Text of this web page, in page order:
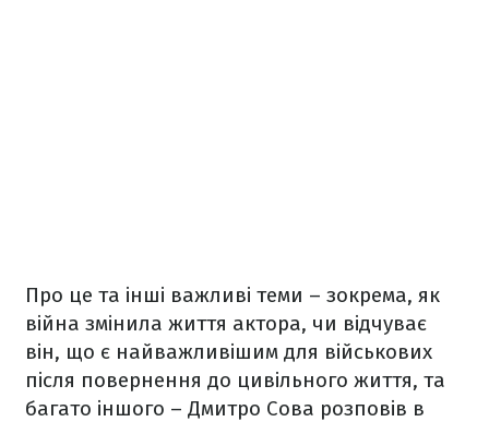
Про це та інші важливі теми – зокрема, як
війна змінила життя актора, чи відчуває
він, що є найважливішим для військових
після повернення до цивільного життя, та
багато іншого – Дмитро Сова розповів в